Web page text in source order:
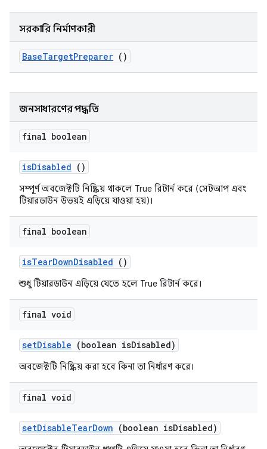
সরকারি নির্মাণকারী
BaseTargetPreparer ()
জনসাধারণের পদ্ধতি
final boolean
isDisabled ()
সম্পূর্ণ অবজেক্টটি নিষ্ক্রিয় থাকলে True রিটার্ন করে (সেটআপ এবং
টিয়ারডাউন উভয়ই এড়িয়ে যাওয়া হয়)।
final boolean
isTearDownDisabled ()
শুধু টিয়ারডাউন এড়িয়ে যেতে হলে True রিটার্ন করে।
final void
setDisable (boolean isDisabled)
অবজেক্টটি নিষ্ক্রিয় করা হবে কিনা তা নির্ধারণ করে।
final void
setDisableTearDown (boolean isDisabled)